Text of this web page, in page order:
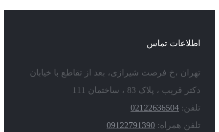
اطلاعات تماس
تهران ،خ فرصت شیرازی، بعد از تقاطع با خیابان
دکتر قریب ، پلاک 83 ، ساختمان 111
تلفن: 02122636504
تلفن همراه: 09122791390